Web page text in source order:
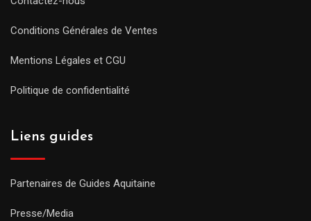
Conditions Générales de Ventes
Mentions Légales et CGU
Politique de confidentialité
Liens guides
Partenaires de Guides Aquitaine
Presse/Media